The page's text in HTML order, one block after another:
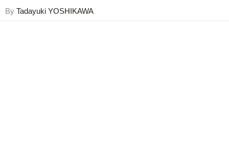
By Tadayuki YOSHIKAWA